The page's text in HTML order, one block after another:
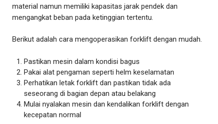
material namun memiliki kapasitas jarak pendek dan
mengangkat beban pada ketinggian tertentu.
Berikut adalah cara mengoperasikan forklift dengan mudah.
Pastikan mesin dalam kondisi bagus
Pakai alat pengaman seperti helm keselamatan
Perhatikan letak forklift dan pastikan tidak ada
seseorang di bagian depan atau belakang
Mulai nyalakan mesin dan kendalikan forklift dengan
kecepatan normal